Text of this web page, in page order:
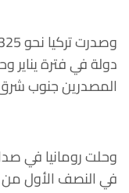
المصدرين جنوب
وحلت رومانيا في
في النصف الأول من العام بـ 60